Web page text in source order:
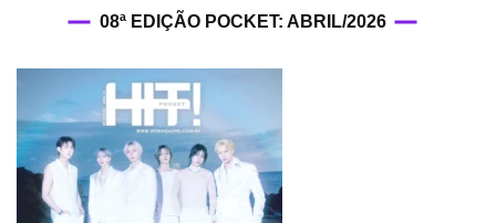
08ª EDIÇÃO POCKET: ABRIL/2026